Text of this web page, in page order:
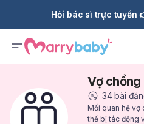
Hỏi bác sĩ trực tuyến
Vợ chồng
34 bài
Mối quan hệ vợ
thể bị tác động